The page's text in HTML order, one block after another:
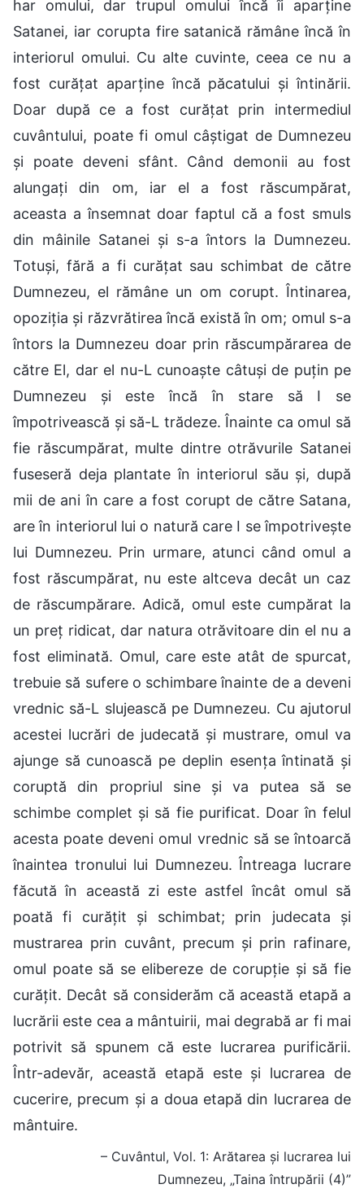
har omului, dar trupul omului încă îi aparține
Satanei, iar corupta fire satanică rămâne încă în
interiorul omului. Cu alte cuvinte, ceea ce nu a
fost curățat aparține încă păcatului și întinării.
Doar după ce a fost curățat prin intermediul
cuvântului, poate fi omul câștigat de Dumnezeu
și poate deveni sfânt. Când demonii au fost
alungați din om, iar el a fost răscumpărat,
aceasta a însemnat doar faptul că a fost smuls
din mâinile Satanei și s-a întors la Dumnezeu.
Totuși, fără a fi curățat sau schimbat de către
Dumnezeu, el rămâne un om corupt. Întinarea,
opoziția și răzvrătirea încă există în om; omul s-a
întors la Dumnezeu doar prin răscumpărarea de
către El, dar el nu-L cunoaște câtuși de puțin pe
Dumnezeu și este încă în stare să I se
împotrivească și să-L trădeze. Înainte ca omul să
fie răscumpărat, multe dintre otrăvurile Satanei
fuseseră deja plantate în interiorul său și, după
mii de ani în care a fost corupt de către Satana,
are în interiorul lui o natură care I se împotrivește
lui Dumnezeu. Prin urmare, atunci când omul a
fost răscumpărat, nu este altceva decât un caz
de răscumpărare. Adică, omul este cumpărat la
un preț ridicat, dar natura otrăvitoare din el nu a
fost eliminată. Omul, care este atât de spurcat,
trebuie să sufere o schimbare înainte de a deveni
vrednic să-L slujească pe Dumnezeu. Cu ajutorul
acestei lucrări de judecată și mustrare, omul va
ajunge să cunoască pe deplin esența întinată și
coruptă din propriul sine și va putea să se
schimbe complet și să fie purificat. Doar în felul
acesta poate deveni omul vrednic să se întoarcă
înaintea tronului lui Dumnezeu. Întreaga lucrare
făcută în această zi este astfel încât omul să
poată fi curățit și schimbat; prin judecata și
mustrarea prin cuvânt, precum și prin rafinare,
omul poate să se elibereze de corupție și să fie
curățit. Decât să considerăm că această etapă a
lucrării este cea a mântuirii, mai degrabă ar fi mai
potrivit să spunem că este lucrarea purificării.
Într-adevăr, această etapă este și lucrarea de
cucerire, precum și a doua etapă din lucrarea de
mântuire.
– Cuvântul, Vol. 1: Arătarea și lucrarea lui
Dumnezeu, „Taina întrupării (4)”